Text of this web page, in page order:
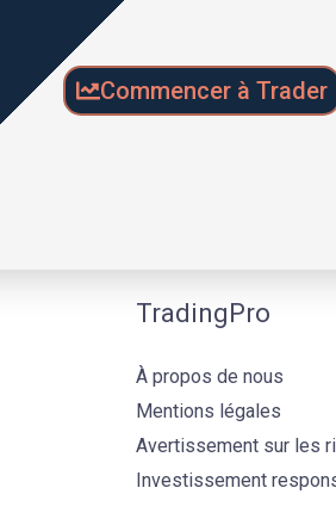
Commencer à Trader
TradingPro
À propos de nous
Mentions légales
Avertissement sur les
Investissement